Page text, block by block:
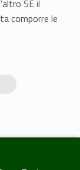
SE il
comporre le